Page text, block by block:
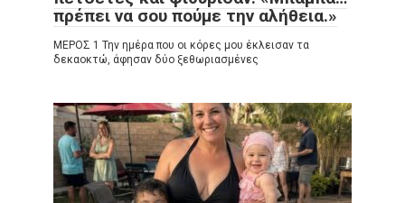
πρέπει να σου πούμε την αλήθεια.»
ΜΕΡΟΣ 1 Την ημέρα που οι κόρες μου έκλεισαν τα
δεκαοκτώ, άφησαν δύο ξεθωριασμένες